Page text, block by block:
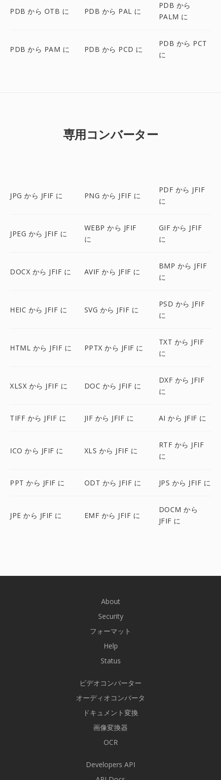
PDB から OTB に PDB から PAL に
PDB から
PALM に
PDB から PAM に PDB から PCD に
PDB から PCT
に
専用コンバーター
JPG から JFIF に PNG から JFIF に
PDF から JFIF
に
JPEG から JFIF に
WEBP から JFIF
に
GIF から JFIF
に
DOCX から JFIF に AVIF から JFIF に
BMP から JFIF
に
HEIC から JFIF に SVG から JFIF に
PSD から JFIF
に
HTML から JFIF に PPTX から JFIF に
TXT から JFIF
に
XLSX から JFIF に DOC から JFIF に
DXF から JFIF
に
TIFF から JFIF に JIF から JFIF に AI から JFIF に
ICO から JFIF に XLS から JFIF に
RTF から JFIF
に
PPT から JFIF に ODT から JFIF に JPS から JFIF に
JPE から JFIF に EMF から JFIF に
DOCM から
JFIF に
About
Security
フォーマット
Help
Status
ビデオコンバーター
オーディオコンバータ
ドキュメント変換
画像変換器
OCR
Developers API